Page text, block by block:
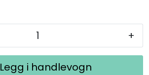
+
Legg i handlevogn